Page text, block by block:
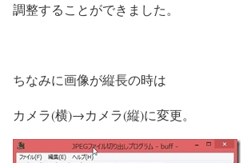
調整することができました。
ちなみに画像が縦長の時は
カメラ(横)→カメラ(縦)に変更。